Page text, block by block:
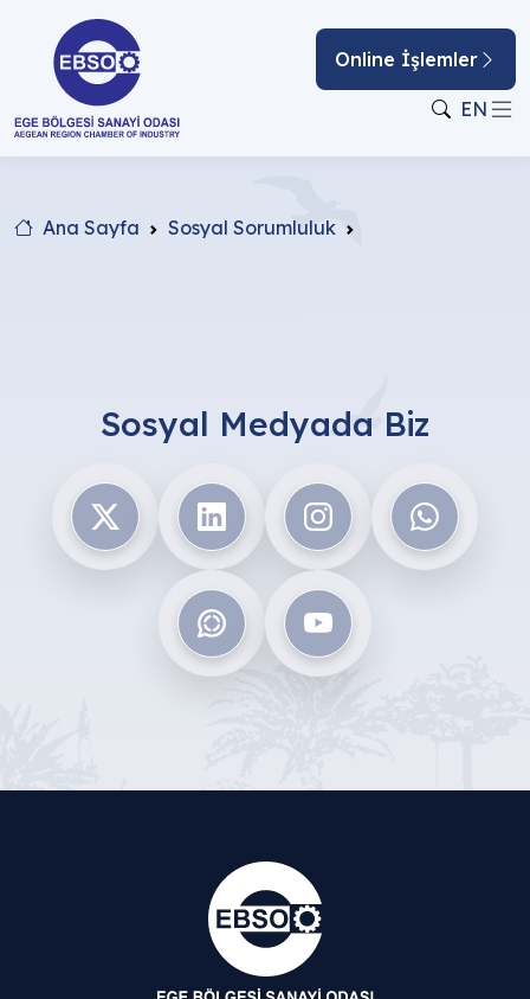
Online İşlemler
EN
Ana Sayfa Sosyal Sorumluluk
Sosyal Medyada Biz